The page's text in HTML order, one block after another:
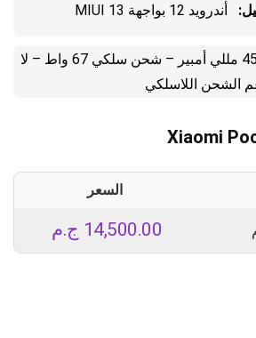
أندرويد 12 بواجهة MIUI 13
4500 مللي أمبير – شحن سلكي 67 واط – لا
الشحن اللاسلكي
السعر
ج.م 14,500.00